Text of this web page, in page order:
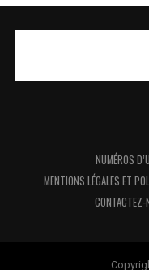
NUMÉROS
MENTIONS LÉGALES ET
CONTACTEZ-